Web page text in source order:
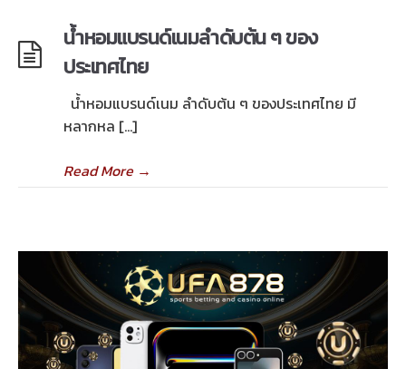
น้ำหอมแบรนด์เนมลำดับต้น ๆ ของ
ประเทศไทย
น้ำหอมแบรนด์เนม ลำดับต้น ๆ ของประเทศไทย มี
หลากหล […]
Read More→